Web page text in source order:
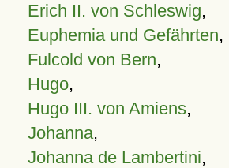
Erich II. von Schleswig,
Euphemia und Gefährten,
Fulcold von Bern,
Hugo,
Hugo III. von Amiens,
Johanna,
Johanna de Lambertini,